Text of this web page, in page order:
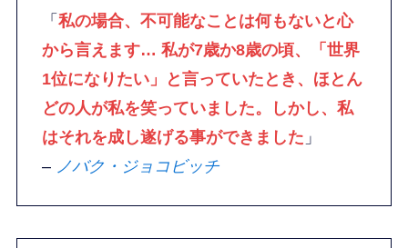
「 私の場合、不可能なことは何もないと心
から言えます… 私が7歳か8歳の頃、「世界
1位になりたい」と言っていたとき、ほとん
どの人が私を笑っていました。しかし、私
はそれを成し遂げる事ができました 」
– ノバク・ジョコビッチ